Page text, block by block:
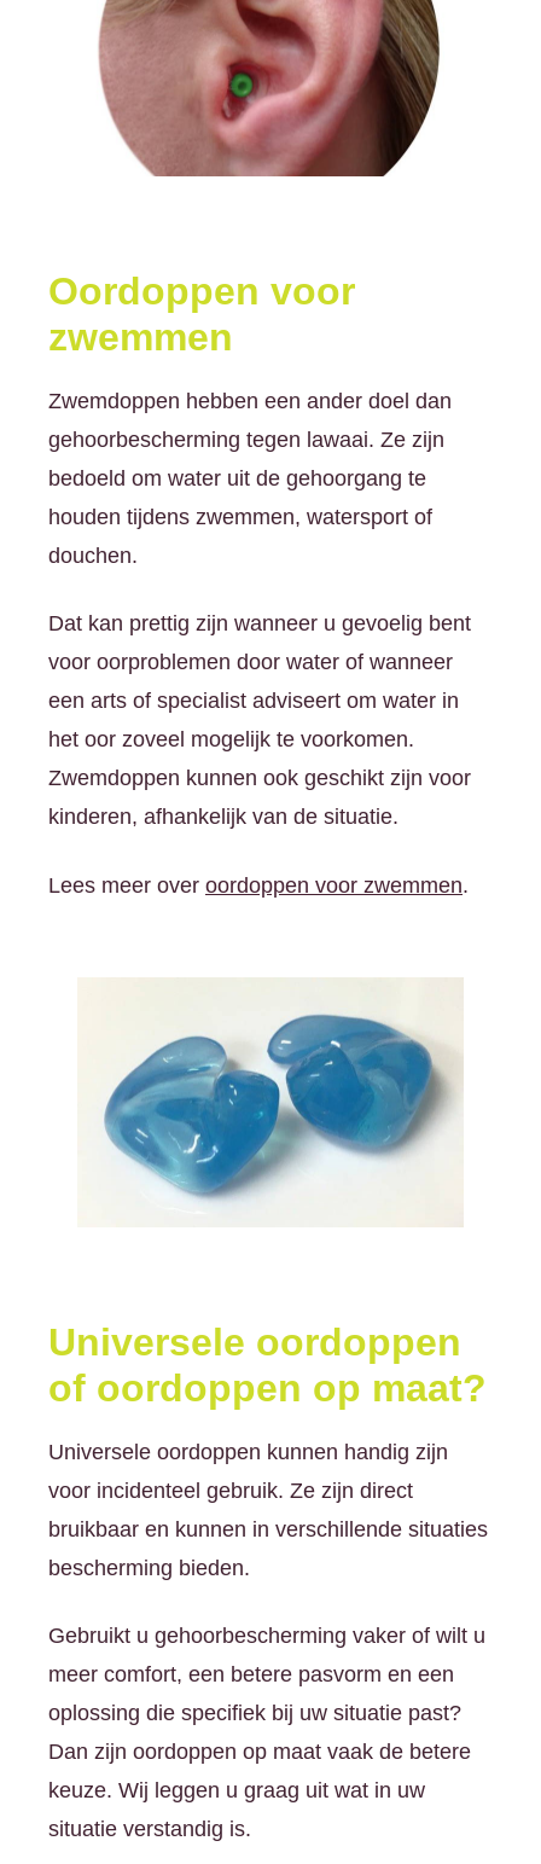
Oordoppen voor
zwemmen
Zwemdoppen hebben een ander doel dan
gehoorbescherming tegen lawaai. Ze zijn
bedoeld om water uit de gehoorgang te
houden tijdens zwemmen, watersport of
douchen.
Dat kan prettig zijn wanneer u gevoelig bent
voor oorproblemen door water of wanneer
een arts of specialist adviseert om water in
het oor zoveel mogelijk te voorkomen.
Zwemdoppen kunnen ook geschikt zijn voor
kinderen, afhankelijk van de situatie.
Lees meer over oordoppen voor zwemmen.
Universele oordoppen
of oordoppen op maat?
Universele oordoppen kunnen handig zijn
voor incidenteel gebruik. Ze zijn direct
bruikbaar en kunnen in verschillende situaties
bescherming bieden.
Gebruikt u gehoorbescherming vaker of wilt u
meer comfort, een betere pasvorm en een
oplossing die specifiek bij uw situatie past?
Dan zijn oordoppen op maat vaak de betere
keuze. Wij leggen u graag uit wat in uw
situatie verstandig is.